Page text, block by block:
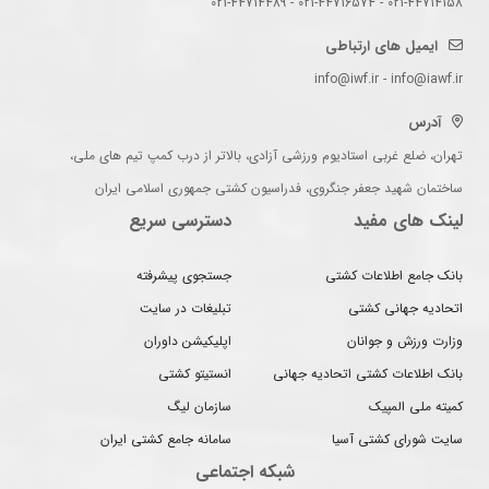
ایمیل های ارتباطی
info@iwf.ir - info@iawf.ir
آدرس
تهران، ضلع غربی استادیوم ورزشی آزادی، بالاتر از درب کمپ تیم های ملی،
ساختمان شهید جعفر جنگروی، فدراسیون کشتی جمهوری اسلامی ایران
لینک های مفید
بانک جامع اطلاعات کشتی
اتحادیه جهانی کشتی
وزارت ورزش و جوانان
بانک اطلاعات کشتی اتحادیه جهانی
کمیته ملی المپیک
سایت شورای کشتی آسیا
دسترسی سریع
جستجوی پیشرفته
تبلیغات در سایت
اپلیکیشن داوران
انستیتو کشتی
سازمان لیگ
سامانه جامع کشتی ایران
شبکه اجتماعی